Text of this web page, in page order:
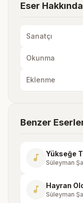
Eser Hakkında
Sanatçı
Okunma
Eklenme
Benzer
music_note Yükseğe
Süleyman
music_note Hayran
Süleyman